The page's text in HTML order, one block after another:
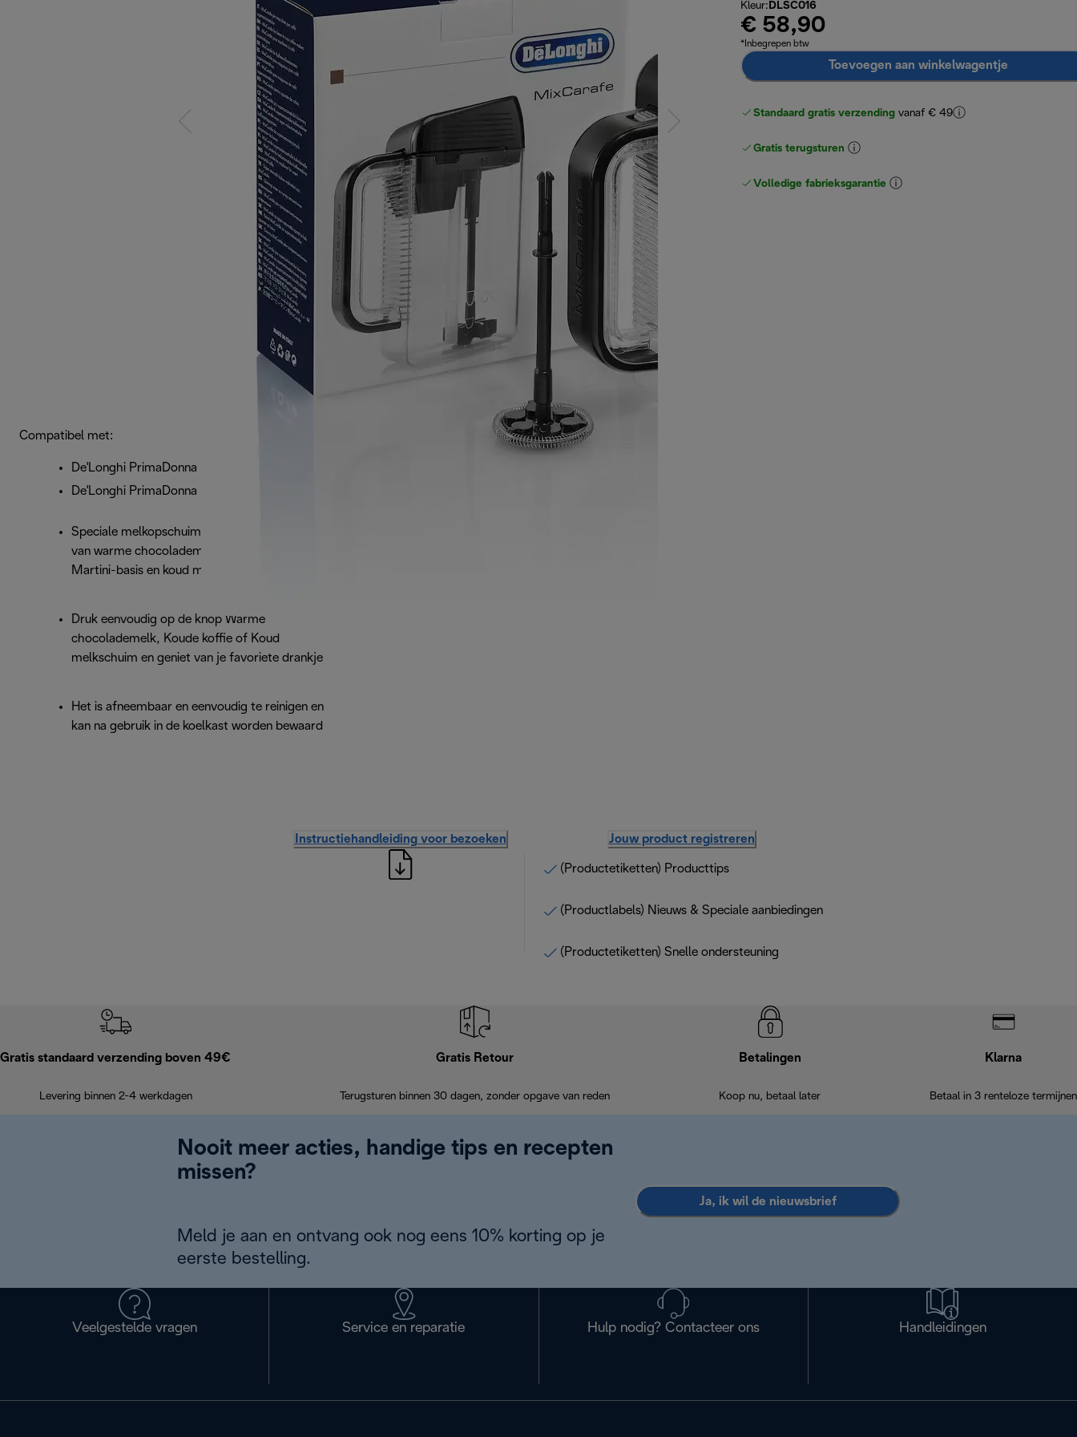
Kleur: DLSC016
€ 58,90
*Inbegrepen btw
Toevoegen aan winkelwagentje
Standaard gratis verzending vanaf € 49
Gratis terugsturen
Volledige fabrieksgarantie
Compatibel met:
De'Longhi PrimaDonna Elite ECAM650.85
De'Longhi PrimaDonna Elite ECAM656.85
Speciale melkopschuimende kan voor het maken
van warme chocolademelk, ijskoffie, Espresso
Martini-basis en koud melkschuim
Druk eenvoudig op de knop Warme
chocolademelk, Koude koffie of Koud
melkschuim en geniet van je favoriete drankje
Het is afneembaar en eenvoudig te reinigen en
kan na gebruik in de koelkast worden bewaard
Instructiehandleiding voor bezoeken Jouw product registreren
(Productetiketten) Producttips
(Productlabels) Nieuws & Speciale aanbiedingen
(Productetiketten) Snelle ondersteuning
Gratis standaard verzending boven 49€
Levering binnen 2-4 werkdagen
Gratis Retour
Terugsturen binnen 30 dagen, zonder opgave van reden
Betalingen
Koop nu, betaal later
Klarna
Betaal in 3 renteloze termijnen
Nooit meer acties, handige tips en recepten
missen?
Meld je aan en ontvang ook nog eens 10% korting op je
eerste bestelling.
Ja, ik wil de nieuwsbrief
Veelgestelde vragen Service en reparatie Hulp nodig? Contacteer ons Handleidingen